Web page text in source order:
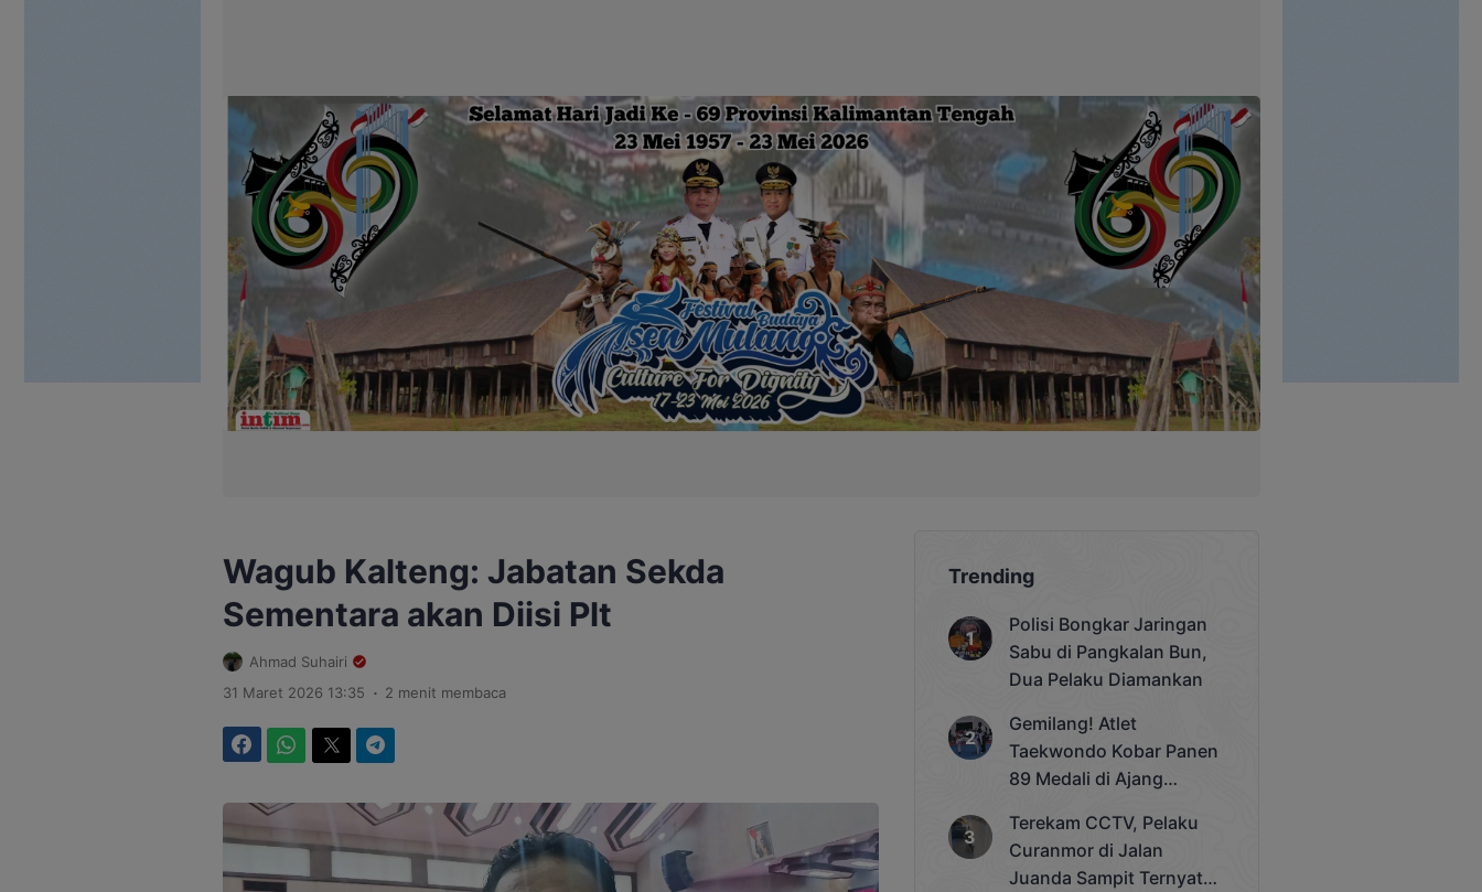
Wagub Kalteng: Jabatan Sekda
Sementara akan Diisi Plt
Ahmad Suhairi
31 Maret 2026 13:35 . 2 menit membaca
Trending
Polisi Bongkar Jaringan
Sabu di Pangkalan Bun,
Dua Pelaku Diamankan
Gemilang! Atlet
Taekwondo Kobar Panen
89 Medali di Ajang
Cup 2025
Terekam CCTV, Pelaku
Curanmor di Jalan
Juanda Sampit Ternyata